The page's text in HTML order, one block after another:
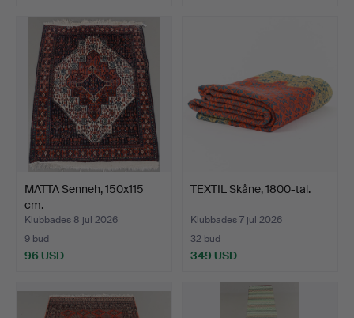
MATTA Senneh, 150x115
cm.
Klubbades 8 jul 2026
9 bud
96 USD
TEXTIL Skåne, 1800-tal.
Klubbades 7 jul 2026
32 bud
349 USD